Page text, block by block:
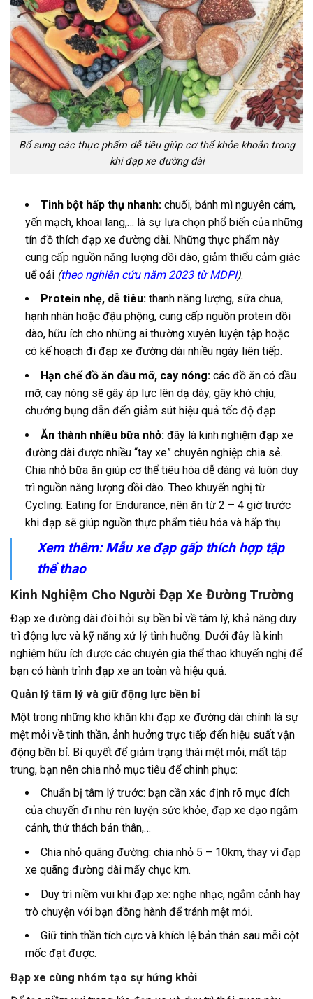
Bổ sung các thực phẩm dễ tiêu giúp cơ thể khỏe khoắn trong
khi đạp xe đường dài
Tinh bột hấp thụ nhanh:chuối, bánh mì nguyên cám,
yến mạch, khoai lang,… là sự lựa chọn phổ biến của những
tín đồ thích đạp xe đường dài. Những thực phẩm này
cung cấp nguồn năng lượng dồi dào, giảm thiểu cảm giác
uể oải (theo nghiên cứu năm 2023 từ MDPI).
Protein nhẹ, dễ tiêu:thanh năng lượng, sữa chua,
hạnh nhân hoặc đậu phộng, cung cấp nguồn protein dồi
dào, hữu ích cho những ai thường xuyên luyện tập hoặc
có kế hoạch đi đạp xe đường dài nhiều ngày liên tiếp.
Hạn chế đồ ăn dầu mỡ, cay nóng:các đồ ăn có dầu
mỡ, cay nóng sẽ gây áp lực lên dạ dày, gây khó chịu,
chướng bụng dẫn đến giảm sút hiệu quả tốc độ đạp.
Ăn thành nhiều bữa nhỏ:đây là kinh nghiệm đạp xe
đường dài được nhiều “tay xe” chuyên nghiệp chia sẻ.
Chia nhỏ bữa ăn giúp cơ thể tiêu hóa dễ dàng và luôn duy
trì nguồn năng lượng dồi dào. Theo khuyến nghị từ
Cycling: Eating for Endurance, nên ăn từ 2 – 4 giờ trước
khi đạp sẽ giúp nguồn thực phẩm tiêu hóa và hấp thụ.
Xem thêm: Mẫuxe đạp gấpthích hợp tập
thể thao
Kinh Nghiệm Cho Người Đạp Xe Đường Trường
Đạp xe đường dài đòi hỏi sự bền bỉ về tâm lý, khả năng duy
trì động lực và kỹ năng xử lý tình huống. Dưới đây là kinh
nghiệm hữu ích được các chuyên gia thể thao khuyến nghị để
bạn có hành trình đạp xe an toàn và hiệu quả.
Quản lý tâm lý và giữ động lực bền bỉ
Một trong những khó khăn khi đạp xe đường dài chính là sự
mệt mỏi về tinh thần, ảnh hưởng trực tiếp đến hiệu suất vận
động bền bỉ. Bí quyết để giảm trạng thái mệt mỏi, mất tập
trung, bạn nên chia nhỏ mục tiêu để chinh phục:
Chuẩn bị tâm lý trước: bạn cần xác định rõ mục đích
của chuyến đi như rèn luyện sức khỏe, đạp xe dạo ngắm
cảnh, thử thách bản thân,…
Chia nhỏ quãng đường: chia nhỏ 5 – 10km, thay vì đạp
xe quãng đường dài mấy chục km.
Duy trì niềm vui khi đạp xe: nghe nhạc, ngắm cảnh hay
trò chuyện với bạn đồng hành để tránh mệt mỏi.
Giữ tinh thần tích cực và khích lệ bản thân sau mỗi cột
mốc đạt được.
Đạp xe cùng nhóm tạo sự hứng khởi